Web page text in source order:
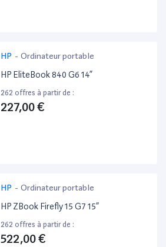
HP - Ordinateur portable
HP EliteBook 840 G6 14”
262 offres à partir de :
227,00 €
HP - Ordinateur portable
HP ZBook Firefly 15 G7 15”
262 offres à partir de :
522,00 €